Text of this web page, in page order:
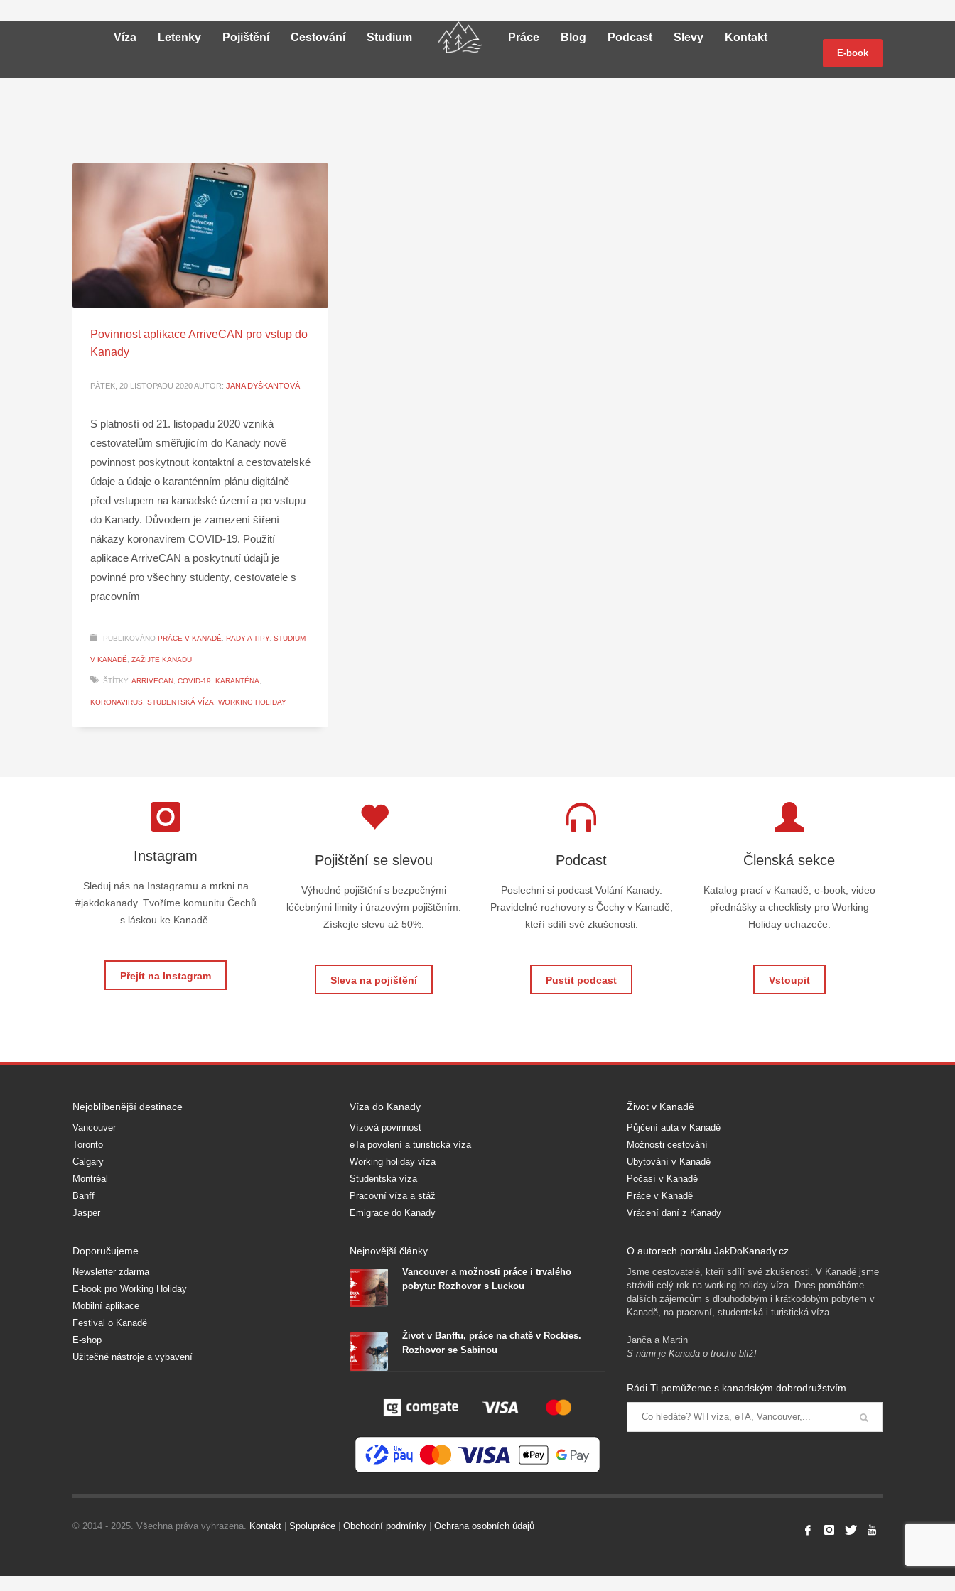
Víza Letenky Pojištění Cestování Studium Práce Blog Podcast Slevy Kontakt
E-book
Povinnost aplikace ArriveCAN pro vstup do
Kanady
PÁTEK, 20 LISTOPADU 2020AUTOR: JANA DYŠKANTOVÁ
S platností od 21. listopadu 2020 vzniká
cestovatelům směřujícím do Kanady nově
povinnost poskytnout kontaktní a cestovatelské
údaje a údaje o karanténním plánu digitálně
před vstupem na kanadské území a po vstupu
do Kanady. Důvodem je zamezení šíření
nákazy koronavirem COVID-19. Použití
aplikace ArriveCAN a poskytnutí údajů je
povinné pro všechny studenty, cestovatele s
pracovním
PUBLIKOVÁNO PRÁCE V KANADĚ, RADY A TIPY, STUDIUM
V KANADĚ, ZAŽIJTE KANADU
ŠTÍTKY: ARRIVECAN, COVID-19, KARANTÉNA,
KORONAVIRUS, STUDENTSKÁ VÍZA, WORKING HOLIDAY
Instagram
Sleduj nás na Instagramu a mrkni na
#jakdokanady. Tvoříme komunitu Čechů
s láskou ke Kanadě.
Přejít na Instagram
Pojištění se slevou
Výhodné pojištění s bezpečnými
léčebnými limity i úrazovým pojištěním.
Získejte slevu až 50%.
Sleva na pojištění
Podcast
Poslechni si podcast Volání Kanady.
Pravidelné rozhovory s Čechy v Kanadě,
kteří sdílí své zkušenosti.
Pustit podcast
Členská sekce
Katalog prací v Kanadě, e-book, video
přednášky a checklisty pro Working
Holiday uchazeče.
Vstoupit
Nejoblíbenější destinace
Vancouver
Toronto
Calgary
Montréal
Banff
Jasper
Víza do Kanady
Vízová povinnost
eTa povolení a turistická víza
Working holiday víza
Studentská víza
Pracovní víza a stáž
Emigrace do Kanady
Život v Kanadě
Půjčení auta v Kanadě
Možnosti cestování
Ubytování v Kanadě
Počasí v Kanadě
Práce v Kanadě
Vrácení daní z Kanady
Doporučujeme
Newsletter zdarma
E-book pro Working Holiday
Mobilní aplikace
Festival o Kanadě
E-shop
Užitečné nástroje a vybavení
Nejnovější články
Vancouver a možnosti práce i trvalého
pobytu: Rozhovor s Luckou
Život v Banffu, práce na chatě v Rockies.
Rozhovor se Sabinou
O autorech portálu JakDoKanady.cz
Jsme cestovatelé, kteří sdílí své zkušenosti. V Kanadě jsme
strávili celý rok na working holiday víza. Dnes pomáháme
dalších zájemcům s dlouhodobým i krátkodobým pobytem v
Kanadě, na pracovní, studentská i turistická víza.
Janča a Martin
S námi je Kanada o trochu blíž!
Rádi Ti pomůžeme s kanadským dobrodružstvím…
© 2014 - 2025. Všechna práva vyhrazena. Kontakt Spolupráce Obchodní podmínky Ochrana osobních údajů